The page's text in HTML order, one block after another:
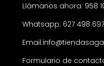
Llámanos ahora: 958
Whatsapp: 627 498 697
Email:
Formulario de